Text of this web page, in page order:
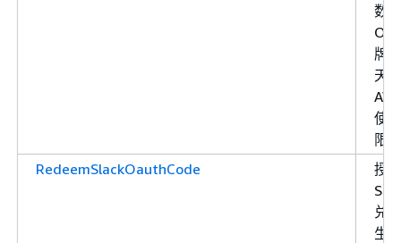
数
牌
天
使
限
RedeemSlackOauthCode
授
兑
生